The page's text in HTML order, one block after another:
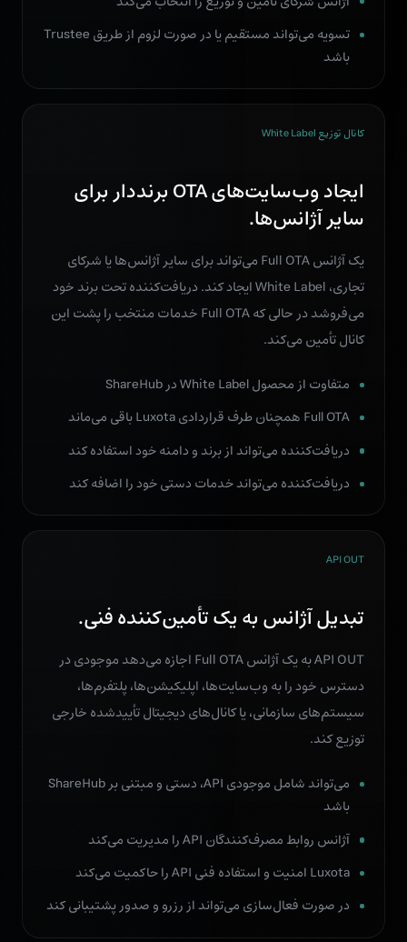
تسویه می‌تواند مستقیم یا در صورت لزوم از طریق Trustee
باشد
کانال توزیع White Label
ایجاد وب‌سایت‌های OTA برند‌دار برای
سایر آژانس‌ها.
یک آژانس Full OTA می‌تواند برای سایر آژانس‌ها یا شرکای
تجاری، White Label ایجاد کند. دریافت‌کننده تحت برند خود
می‌فروشد در حالی که Full OTA خدمات منتخب را پشت این
کانال تأمین می‌کند.
متفاوت از محصول White Label در ShareHub
Full OTA همچنان طرف قراردادی Luxota باقی می‌ماند
دریافت‌کننده می‌تواند از برند و دامنه خود استفاده کند
دریافت‌کننده می‌تواند خدمات دستی خود را اضافه کند
API OUT
تبدیل آژانس به یک تأمین‌کننده فنی.
API OUT به یک آژانس Full OTA اجازه می‌دهد موجودی در
دسترس خود را به وب‌سایت‌ها، اپلیکیشن‌ها، پلتفرم‌ها،
سیستم‌های سازمانی، یا کانال‌های دیجیتال تأییدشده خارجی
توزیع کند.
می‌تواند شامل موجودی API، دستی و مبتنی بر ShareHub
باشد
آژانس روابط مصرف‌کنندگان API را مدیریت می‌کند
Luxota امنیت و استفاده فنی API را حاکمیت می‌کند
در صورت فعال‌سازی می‌تواند از رزرو و صدور پشتیبانی کند